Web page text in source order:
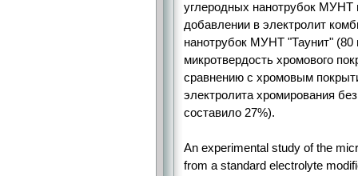
углеродных нанотрубок МУНТ
добавлении в электролит
нанотрубок МУНТ "Таунит" (80
микротвердость хромового
сравнению с хромовым
электролита хромирования
составило 27%).
An experimental study of the
from a standard electrolyte